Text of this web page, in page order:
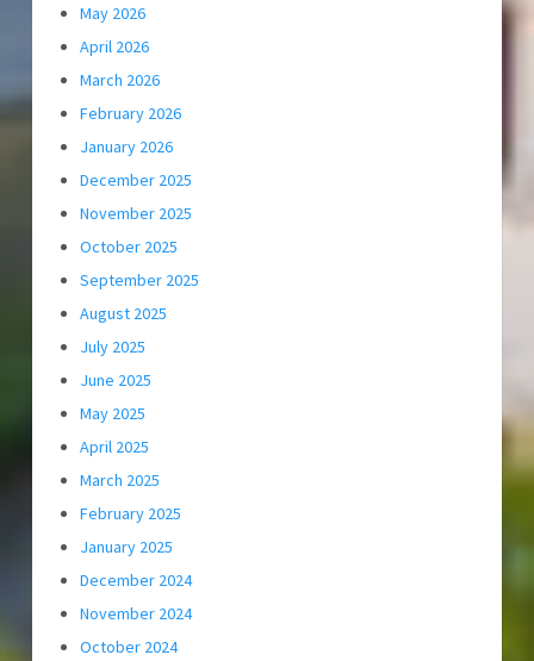
May 2026
April 2026
March 2026
February 2026
January 2026
December 2025
November 2025
October 2025
September 2025
August 2025
July 2025
June 2025
May 2025
April 2025
March 2025
February 2025
January 2025
December 2024
November 2024
October 2024